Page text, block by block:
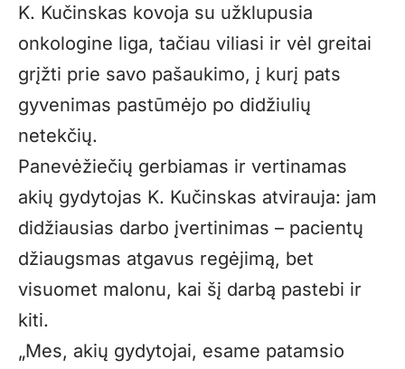
K. Kučinskas kovoja su užklupusia
onkologine liga, tačiau viliasi ir vėl greitai
grįžti prie savo pašaukimo, į kurį pats
gyvenimas pastūmėjo po didžiulių
netekčių.
Panevėžiečių gerbiamas ir vertinamas
akių gydytojas K. Kučinskas atvirauja: jam
didžiausias darbo įvertinimas – pacientų
džiaugsmas atgavus regėjimą, bet
visuomet malonu, kai šį darbą pastebi ir
kiti.
„Mes, akių gydytojai, esame patamsio